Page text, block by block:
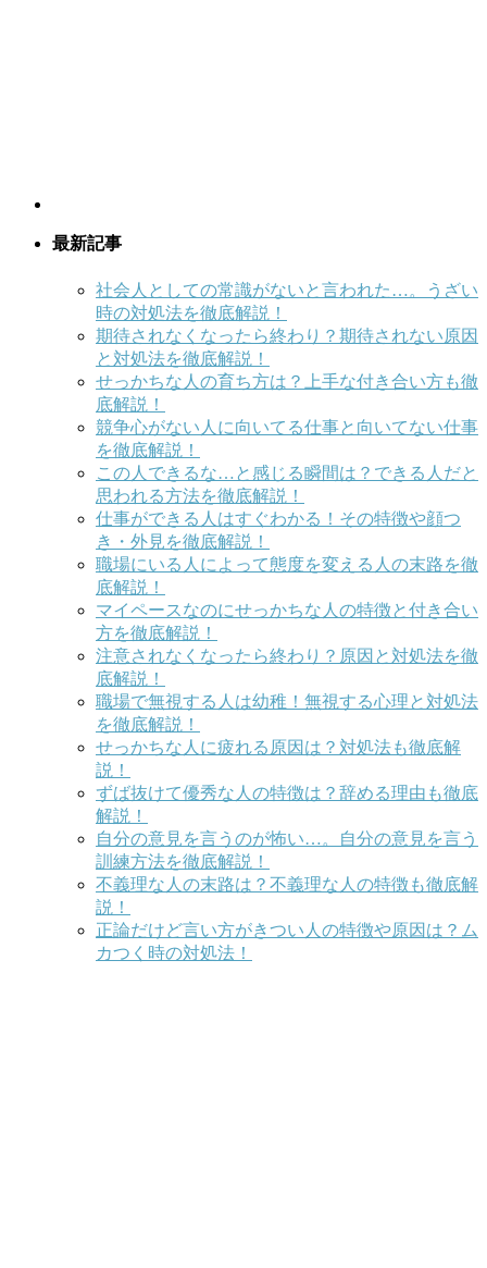
最新記事
社会人としての常識がないと言われた…。うざい
時の対処法を徹底解説！
期待されなくなったら終わり？期待されない原因
と対処法を徹底解説！
せっかちな人の育ち方は？上手な付き合い方も徹
底解説！
競争心がない人に向いてる仕事と向いてない仕事
を徹底解説！
この人できるな…と感じる瞬間は？できる人だと
思われる方法を徹底解説！
仕事ができる人はすぐわかる！その特徴や顔つ
き・外見を徹底解説！
職場にいる人によって態度を変える人の末路を徹
底解説！
マイペースなのにせっかちな人の特徴と付き合い
方を徹底解説！
注意されなくなったら終わり？原因と対処法を徹
底解説！
職場で無視する人は幼稚！無視する心理と対処法
を徹底解説！
せっかちな人に疲れる原因は？対処法も徹底解
説！
ずば抜けて優秀な人の特徴は？辞める理由も徹底
解説！
自分の意見を言うのが怖い…。自分の意見を言う
訓練方法を徹底解説！
不義理な人の末路は？不義理な人の特徴も徹底解
説！
正論だけど言い方がきつい人の特徴や原因は？ム
カつく時の対処法！